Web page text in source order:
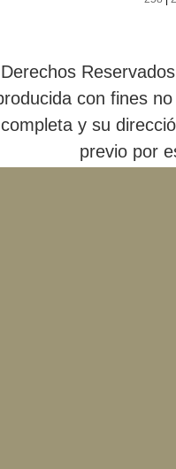
con fines
y su
previo por